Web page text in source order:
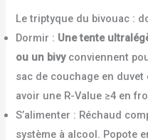
Le triptyque du bivouac :
Dormir : Une tente
ou un bivyconviennent
sac de couchage en
avoir une R-Value ≥4 en
S’alimenter : Réchaud
système à alcool. Popote